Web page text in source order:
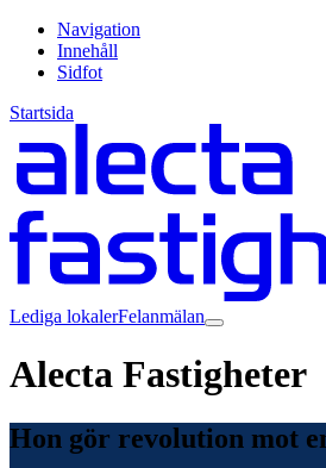
Navigation
Innehåll
Sidfot
Startsida
Lediga lokalerFelanmälan
Alecta Fastigheter
Hon gör revolution mot